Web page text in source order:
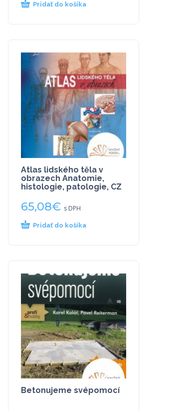
Pridať do košíka
Atlas lidského těla v
obrazech Anatomie,
histologie, patologie, CZ
65,08€ s DPH
Pridať do košíka
Betonujeme svépomocí